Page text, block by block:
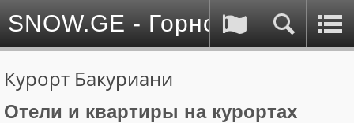
SNOW.GE - Горнолыжные
Курорт Бакуриани
Отели и квартиры на курортах